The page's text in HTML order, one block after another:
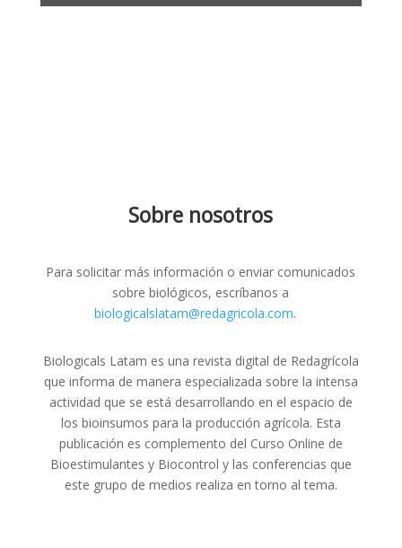
Sobre nosotros
Para solicitar más información o enviar comunicados
sobre biológicos, escríbanos a
biologicalslatam@redagricola.com.
Biologicals Latam es una revista digital de Redagrícola
que informa de manera especializada sobre la intensa
actividad que se está desarrollando en el espacio de
los bioinsumos para la producción agrícola. Esta
publicación es complemento del Curso Online de
Bioestimulantes y Biocontrol y las conferencias que
este grupo de medios realiza en torno al tema.